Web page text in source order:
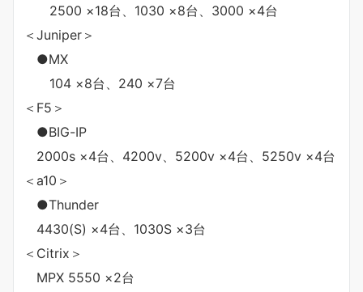
2500 ×18台、1030 ×8台、3000 ×4台
＜Juniper＞
●MX
104 ×8台、240 ×7台
＜F5＞
●BIG-IP
2000s ×4台、4200v、5200v ×4台、5250v ×4台
＜a10＞
●Thunder
4430(S) ×4台、1030S ×3台
＜Citrix＞
MPX 5550 ×2台